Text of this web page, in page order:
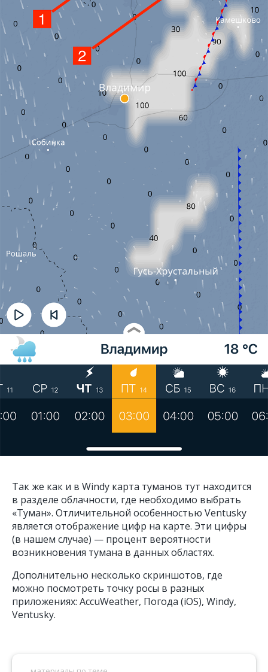
Так же как и в Windy карта туманов тут находится
в разделе облачности, где необходимо выбрать
«Туман». Отличительной особенностью Ventusky
является отображение цифр на карте. Эти цифры
(в нашем случае) — процент вероятности
возникновения тумана в данных областях.
Дополнительно несколько скриншотов, где
можно посмотреть точку росы в разных
приложениях: AccuWeather, Погода (iOS), Windy,
Ventusky.